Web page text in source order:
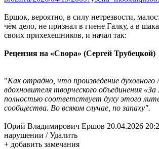
Ершок, вероятно, в силу нетрезвости,
чём дело, не признал в гиене Галку, а в
своих прихехешников, и начал так:
Рецензия на «Свора» (Сергей Трубецкой)
"Как отрадно, что произведение духовного
вдохновителя творческого объединения
полностью соответствует духу этого
сообщества. Во всяком случае, по запаху".
Юрий Владимирович Ершов 20.04.2026
нарушении / Удалить
+ добавить замечания